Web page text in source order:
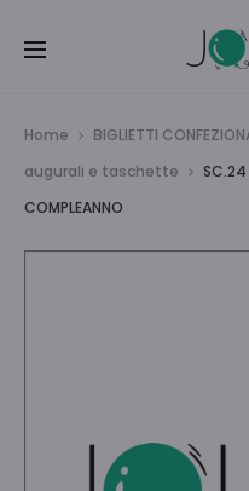
Home BIGLIETTI
augurali e taschette
SC.24
COMPLEANNO